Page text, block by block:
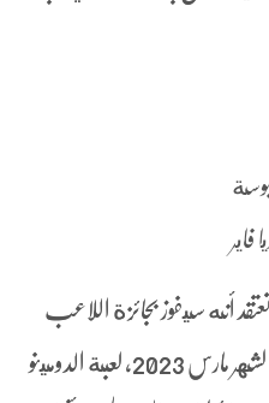
فاير
أنه سيفوز بجائزة اللاعب
الأكثر تميزا لرهانات دعم الجنون لشهر مارس 2023، لعبة الدومينو